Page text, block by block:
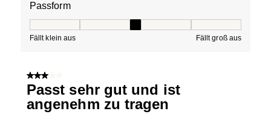
Passform
Fällt klein aus Fällt groß aus
3 von 5 Sternen.
Passt sehr gut und ist
angenehm zu tragen